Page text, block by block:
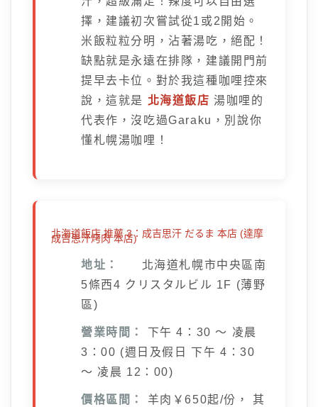
擇，建議初次嘗試從1或2開始。
米飯粒粒分明，沾著湯吃，絕配！
缺點就是永遠在排隊，建議開門前
提早去卡位。對於我這種咖哩控來
說，這就是 北海道飯店 湯咖哩的
代表作，沒吃過Garaku，別說你
懂札幌湯咖哩！
北海道飯店 推薦 3：成吉思汗 だるま 本店 (達摩
成吉思汗烤肉 本店)
地址：
北海道札幌市中央區南
5條西4 クリスタルビル 1F (薄野
區)
營業時間：
下午 4：30 ～ 凌晨
3：00 (週日及假日 下午 4：30
～ 凌晨 12：00)
價格區間：
羊肉￥650起/份， 其